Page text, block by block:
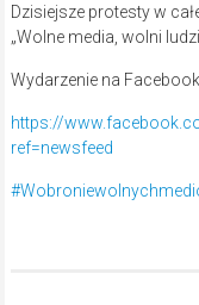
Dzisiejsze protesty w
„Wolne media, wolni
Wydarzenie na
https://
ref=newsfeed